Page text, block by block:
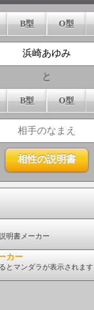
B型 O型
と
B型 O型
明書メーカー
カー
とマンダラが表示されます